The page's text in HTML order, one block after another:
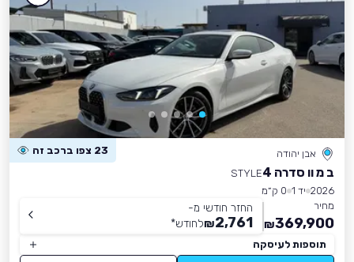
אבן יהודה 23 צפו ברכב זה
ב מ וו סדרה 4
STYLE
2026 יד 1
0 ק״מ
מחיר
369,900
₪
החזר חודשי מ-
2,761
₪לחודש*
תוספות לעיסקה